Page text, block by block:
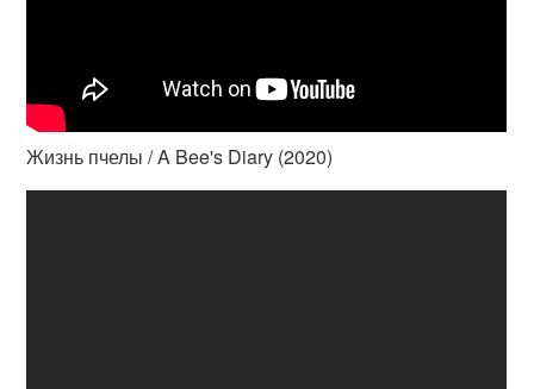
Жизнь пчелы / A Bee's Diary (2020)